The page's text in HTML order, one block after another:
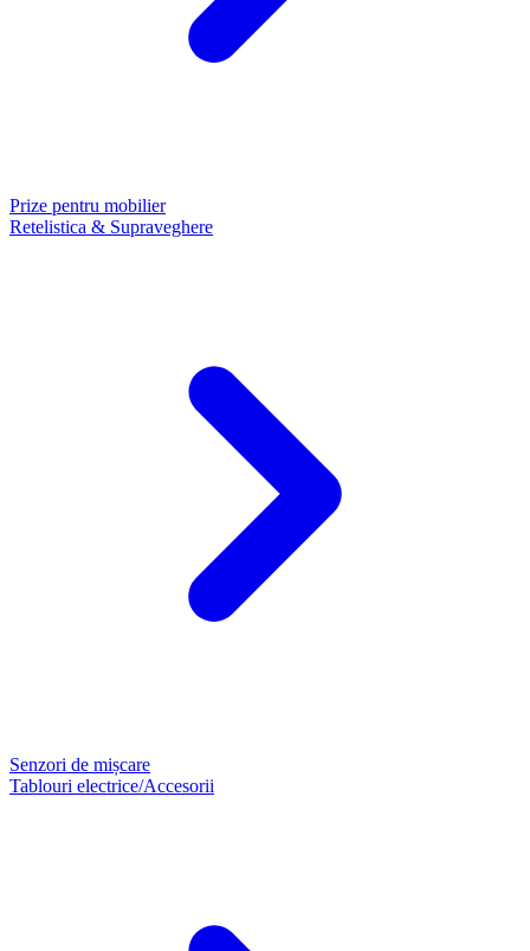
Prize pentru mobilier
Retelistica & Supraveghere
Senzori de mișcare
Tablouri electrice/Accesorii